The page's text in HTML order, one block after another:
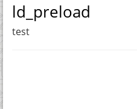
ld_preload
test